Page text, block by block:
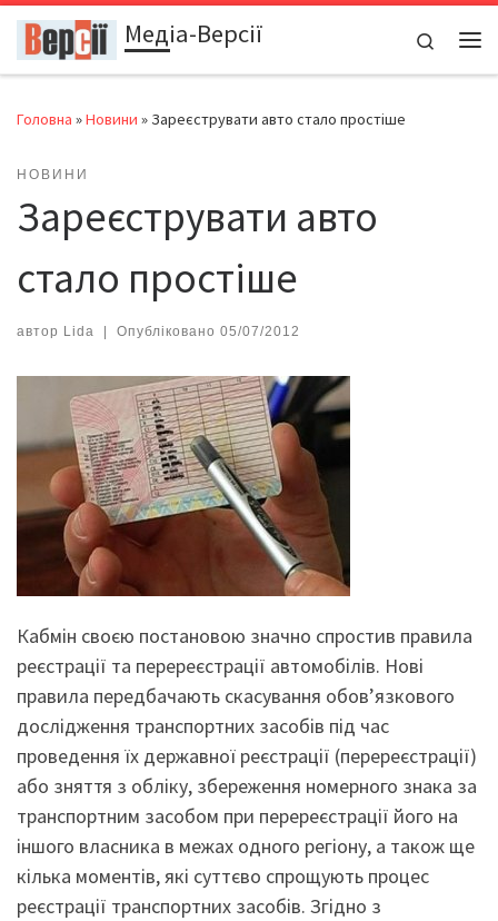
Перейти до вмістуМедіа-Версії
Search
Головна »Новини » Зареєструвати авто стало простіше
НОВИНИ
Зареєструвати авто
стало простіше
автор Lida | Опубліковано 05/07/2012
Кабмін своєю постановою значно спростив правила
реєстрації та перереєстрації автомобілів. Нові
правила передбачають скасування обов’язкового
дослідження транспортних засобів під час
проведення їх державної реєстрації (перереєстрації)
або зняття з обліку, збереження номерного знака за
транспортним засобом при перереєстрації його на
іншого власника в межах одного регіону, а також ще
кілька моментів, які суттєво спрощують процес
реєстрації транспортних засобів. Згідно з